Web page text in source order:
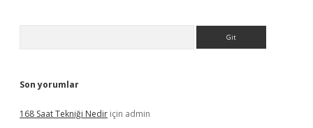
Son yorumlar
168 Saat Tekniği Nedir için admin